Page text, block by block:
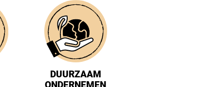
DUURZAAM
ONDERNEMEN